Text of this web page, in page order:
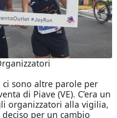
ci sono altre parole per
di Piave (VE). C’era un
organizzatori alla vigilia,
per un cambio